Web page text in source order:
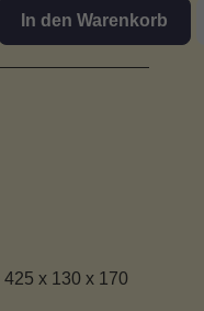
In den Warenkorb
425 x 130 x 170